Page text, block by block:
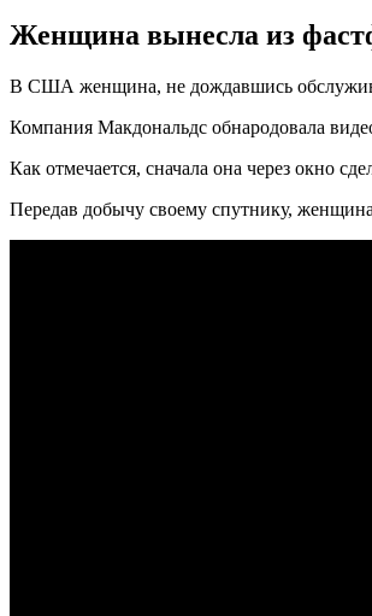
Женщина вынесла из
В США женщина, не дождавшись
Компания Макдональдс обнародовала
Как отмечается, сначала она через окно
Передав добычу своему спутнику,